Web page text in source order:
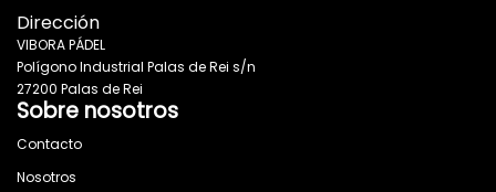
Dirección
VIBORA PÁDEL
Polígono Industrial Palas de Rei s/n
27200 Palas de Rei
Sobre nosotros
Contacto
Nosotros